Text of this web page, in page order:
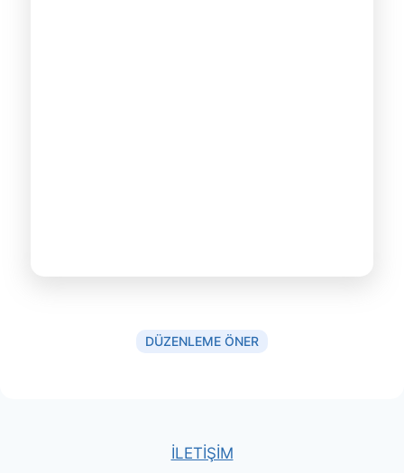
DÜZENLEME ÖNER
İLETİŞİM